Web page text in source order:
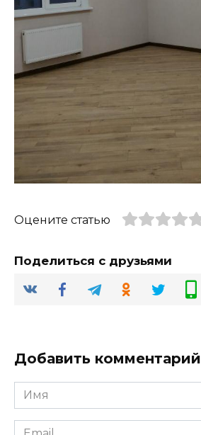
Оцените статью
Поделиться с друзьями
Добавить комментарий
Имя
*
Email